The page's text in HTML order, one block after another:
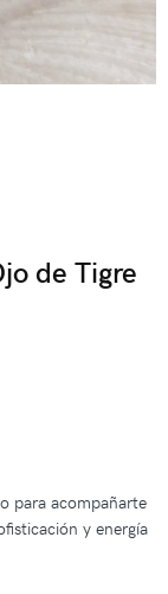
de Tigre
para acompañarte
y energía